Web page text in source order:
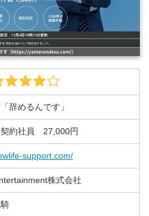
辞めるんです」
契約社員 27,000円
support.com/
株式会社